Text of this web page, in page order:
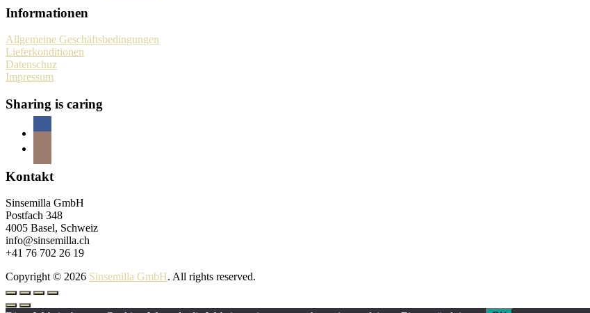
Informationen
Allgemeine Geschäftsbedingungen
Lieferkonditionen
Datenschuz
Impressum
Sharing is caring
Kontakt
Sinsemilla GmbH
Postfach 348
4005 Basel, Schweiz
info@sinsemilla.ch
+41 76 702 26 19
Copyright © 2026 Sinsemilla GmbH. All rights reserved.